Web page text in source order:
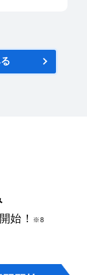
始！
※8